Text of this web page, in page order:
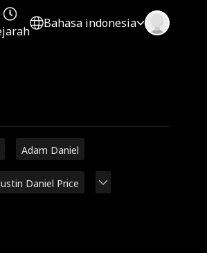
Bahasa indonesia
Adam Daniel
Daniel Price